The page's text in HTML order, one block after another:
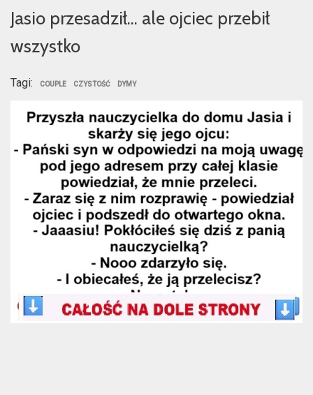
Jasio przesadził… ale ojciec przebił
wszystko
Tagi: COUPLE CZYSTOŚĆ DYMY